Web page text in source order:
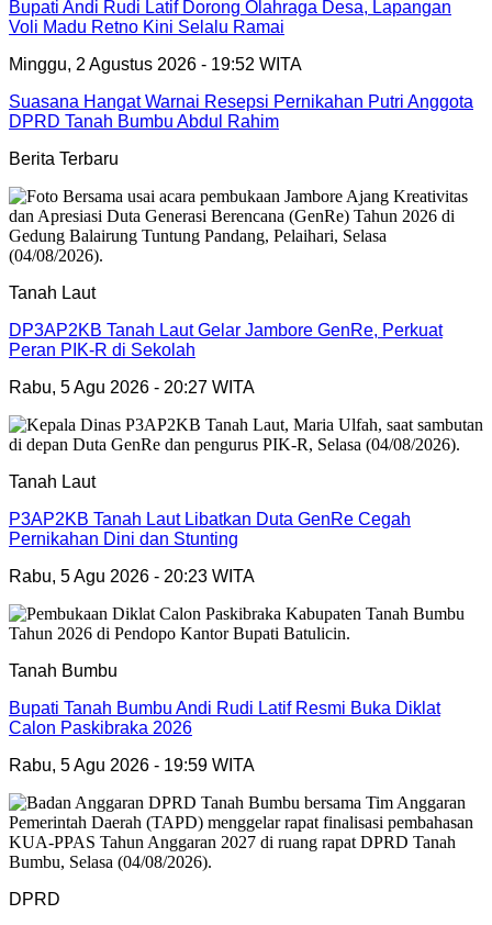
Bupati Andi Rudi Latif Dorong Olahraga Desa, Lapangan
Voli Madu Retno Kini Selalu Ramai
Minggu, 2 Agustus 2026 - 19:52 WITA
Suasana Hangat Warnai Resepsi Pernikahan Putri Anggota
DPRD Tanah Bumbu Abdul Rahim
Berita Terbaru
Tanah Laut
DP3AP2KB Tanah Laut Gelar Jambore GenRe, Perkuat
Peran PIK-R di Sekolah
Rabu, 5 Agu 2026 - 20:27 WITA
Tanah Laut
P3AP2KB Tanah Laut Libatkan Duta GenRe Cegah
Pernikahan Dini dan Stunting
Rabu, 5 Agu 2026 - 20:23 WITA
Tanah Bumbu
Bupati Tanah Bumbu Andi Rudi Latif Resmi Buka Diklat
Calon Paskibraka 2026
Rabu, 5 Agu 2026 - 19:59 WITA
DPRD